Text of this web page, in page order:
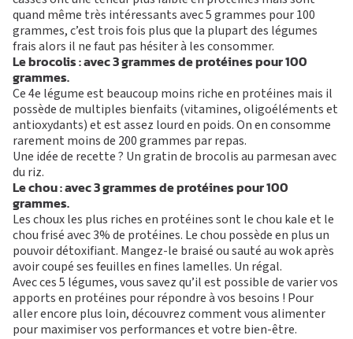
quand même très intéressants avec 5 grammes pour 100
grammes, c’est trois fois plus que la plupart des légumes
frais alors il ne faut pas hésiter à les consommer.
Le brocolis :avec 3 grammes de protéines pour 100
grammes.
Ce 4e légume est beaucoup moins riche en protéines mais il
possède de multiples bienfaits (vitamines, oligoéléments et
antioxydants) et est assez lourd en poids. On en consomme
rarement moins de 200 grammes par repas.
Une idée de recette ? Un gratin de brocolis au parmesan avec
du riz.
Le chou: avec 3 grammes de protéines pour 100
grammes.
Les choux les plus riches en protéines sont le chou kale et le
chou frisé avec 3% de protéines. Le chou possède en plus un
pouvoir détoxifiant. Mangez-le braisé ou sauté au wok après
avoir coupé ses feuilles en fines lamelles. Un régal.
Avec ces 5 légumes, vous savez qu’il est possible de varier vos
apports en protéines pour répondre à vos besoins ! Pour
aller encore plus loin, découvrezcomment vous alimenter
pour maximiser vos performances et votre bien-être.